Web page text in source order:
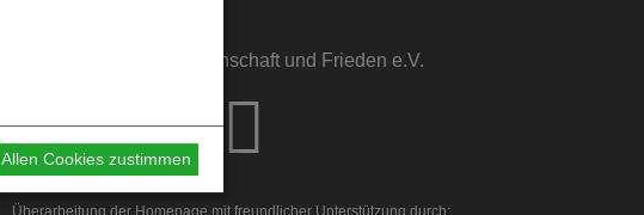
Informationsstelle Wissenschaft und Frieden e.V.
Überarbeitung der Homepage mit freundlicher Unterstützung durch:
Allen Cookies zustimmen